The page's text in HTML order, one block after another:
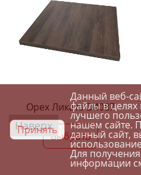
Орех Ликата D4087
Выбрать
Наверх
Принять
Данный веб-
файлы в целях
лучшего
нашем сайте.
данный сайт,
Для
информации